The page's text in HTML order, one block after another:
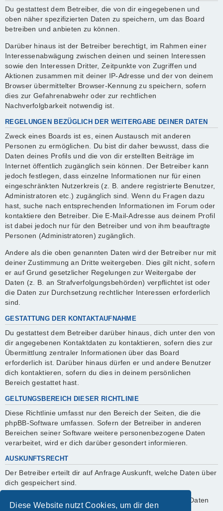
Diese Website nutzt Cookies, um dir den
Du gestattest dem Betreiber, die von dir eingegebenen und
oben näher spezifizierten Daten zu speichern, um das Board
betreiben und anbieten zu können.
Darüber hinaus ist der Betreiber berechtigt, im Rahmen einer
Interessenabwägung zwischen deinen und seinen Interessen
sowie den Interessen Dritter, Zeitpunkte von Zugriffen und
Aktionen zusammen mit deiner IP-Adresse und der von deinem
Browser übermittelter Browser-Kennung zu speichern, sofern
dies zur Gefahrenabwehr oder zur rechtlichen
Nachverfolgbarkeit notwendig ist.
REGELUNGEN BEZÜGLICH DER WEITERGABE DEINER DATEN
Zweck eines Boards ist es, einen Austausch mit anderen
Personen zu ermöglichen. Du bist dir daher bewusst, dass die
Daten deines Profils und die von dir erstellten Beiträge im
Internet öffentlich zugänglich sein können. Der Betreiber kann
jedoch festlegen, dass einzelne Informationen nur für einen
eingeschränkten Nutzerkreis (z. B. andere registrierte Benutzer,
Administratoren etc.) zugänglich sind. Wenn du Fragen dazu
hast, suche nach entsprechenden Informationen im Forum oder
kontaktiere den Betreiber. Die E-Mail-Adresse aus deinem Profil
ist dabei jedoch nur für den Betreiber und von ihm beauftragte
Personen (Administratoren) zugänglich.
Andere als die oben genannten Daten wird der Betreiber nur mit
deiner Zustimmung an Dritte weitergeben. Dies gilt nicht, sofern
er auf Grund gesetzlicher Regelungen zur Weitergabe der
Daten (z. B. an Strafverfolgungsbehörden) verpflichtet ist oder
die Daten zur Durchsetzung rechtlicher Interessen erforderlich
sind.
GESTATTUNG DER KONTAKTAUFNAHME
Du gestattest dem Betreiber darüber hinaus, dich unter den von
dir angegebenen Kontaktdaten zu kontaktieren, sofern dies zur
Übermittlung zentraler Informationen über das Board
erforderlich ist. Darüber hinaus dürfen er und andere Benutzer
dich kontaktieren, sofern du dies in deinem persönlichen
Bereich gestattet hast.
GELTUNGSBEREICH DIESER RICHTLINIE
Diese Richtlinie umfasst nur den Bereich der Seiten, die die
phpBB-Software umfassen. Sofern der Betreiber in anderen
Bereichen seiner Software weitere personenbezogene Daten
verarbeitet, wird er dich darüber gesondert informieren.
AUSKUNFTSRECHT
Der Betreiber erteilt dir auf Anfrage Auskunft, welche Daten über
dich gespeichert sind.
Du kannst jederzeit die Löschung bzw. Sperrung deiner Daten